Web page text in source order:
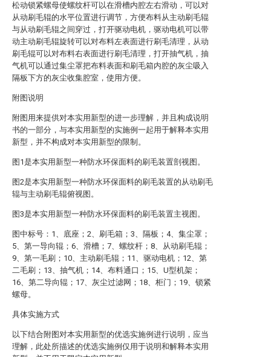
松动锁紧螺母使螺纹杆可以在滑槽内腔左右滑动，可以对
从动刷毛辊的水平位置进行调节，方便布料从主动刷毛辊
与从动刷毛辊之间穿过，打开驱动电机，驱动电机可以带
动主动刷毛辊旋转可以对布料左表面进行刷毛清理，从动
刷毛辊可以对布料右表面进行刷毛清理，打开抽气机，抽
气机可以通过集尘罩把布料表面和刷毛箱内腔的灰尘吸入
隔板下方的灰尘收集腔室，使用方便。
附图说明
附图用来提供对本实用新型的进一步理解，并且构成说明
书的一部分，与本实用新型的实施例一起用于解释本实用
新型，并不构成对本实用新型的限制。
图1是本实用新型一种防水环保面料的刷毛装置剖视图。
图2是本实用新型一种防水环保面料的刷毛装置的从动刷毛
辊与主动刷毛辊俯视图。
图3是本实用新型一种防水环保面料的刷毛装置主视图。
图中标号：1、底座；2、刷毛箱；3、隔板；4、集尘罩；
5、第一导向辊；6、滑槽；7、螺纹杆；8、从动刷毛辊；
9、第一毛刷；10、主动刷毛辊；11、驱动电机；12、第
二毛刷；13、抽气机；14、布料通口；15、U型机架；
16、第二导向辊；17、灰尘过滤网；18、柜门；19、锁紧
螺母。
具体实施方式
以下结合附图对本实用新型的优选实施例进行说明，应当
理解，此处所描述的优选实施例仅用于说明和解释本实用